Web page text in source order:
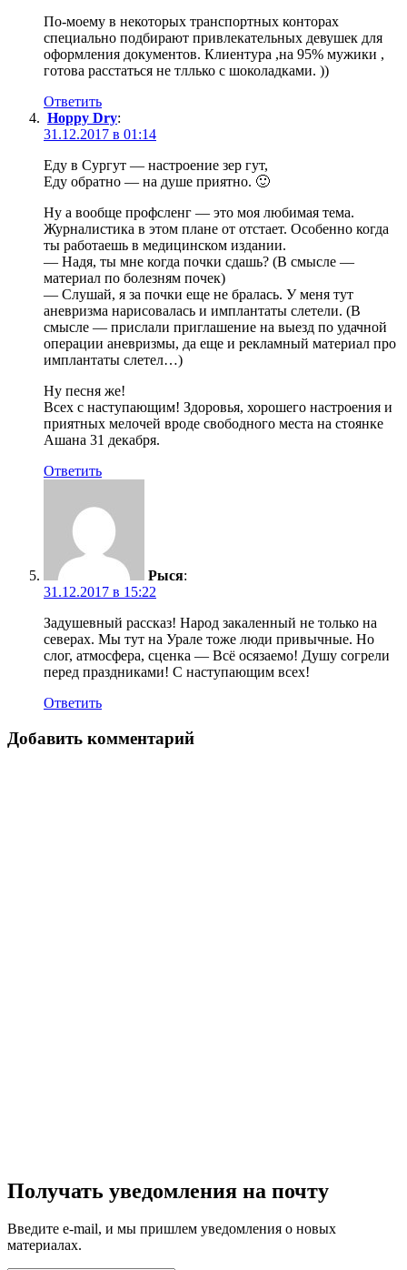
По-моему в некоторых транспортных конторах
специально подбирают привлекательных девушек для
оформления документов. Клиентура ,на 95% мужики ,
готова расстаться не тллько с шоколадками. ))
Ответить
Hoppy Dry:
31.12.2017 в 01:14
Еду в Сургут — настроение зер гут,
Еду обратно — на душе приятно. 🙂
Ну а вообще профсленг — это моя любимая тема.
Журналистика в этом плане от отстает. Особенно когда
ты работаешь в медицинском издании.
— Надя, ты мне когда почки сдашь? (В смысле —
материал по болезням почек)
— Слушай, я за почки еще не бралась. У меня тут
аневризма нарисовалась и имплантаты слетели. (В
смысле — прислали приглашение на выезд по удачной
операции аневризмы, да еще и рекламный материал про
имплантаты слетел…)
Ну песня же!
Всех с наступающим! Здоровья, хорошего настроения и
приятных мелочей вроде свободного места на стоянке
Ашана 31 декабря.
Ответить
Рыся:
31.12.2017 в 15:22
Задушевный рассказ! Народ закаленный не только на
северах. Мы тут на Урале тоже люди привычные. Но
слог, атмосфера, сценка — Всё осязаемо! Душу согрели
перед праздниками! С наступающим всех!
Ответить
Добавить комментарий
Получать уведомления на почту
Введите e-mail, и мы пришлем уведомления о новых
материалах.